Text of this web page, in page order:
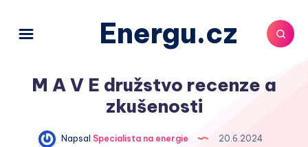
Energu.cz
M A V E družstvo recenze a
zkušenosti
Napsal Specialista na energie
20.6.2024